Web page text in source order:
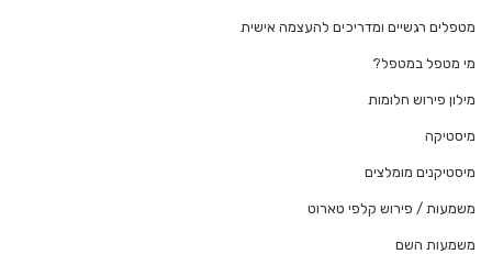
מטפלים רגשיים ומדריכים להעצמה אישית
מי מטפל במטפל?
מילון פירוש חלומות
מיסטיקה
מיסטיקנים מומלצים
משמעות / פירוש קלפי טארוט
משמעות השם